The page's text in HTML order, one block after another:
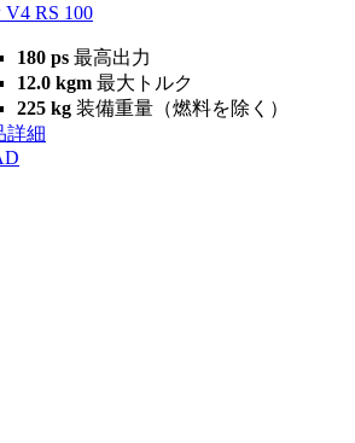
V4 RS 100
180 ps 最高出力
12.0 kgm 最大トルク
225 kg 装備重量（燃料を除く）
詳細